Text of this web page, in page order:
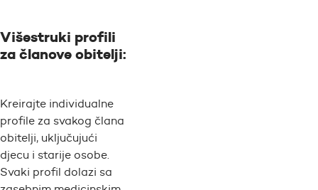
Višestruki profili
za članove obitelji:
Kreirajte individualne
profile za svakog člana
obitelji, uključujući
djecu i starije osobe.
Svaki profil dolazi sa